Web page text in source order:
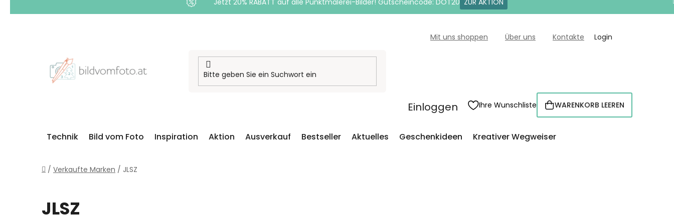
Jetzt 20% RABATT auf alle Punktmalerei-Bilder! Gutscheincode: DOT20 ZUR AKTION
Mit uns shoppen Über uns Kontakte Login
Einloggen Ihre Wunschliste WARENKORB
WARENKORB LEEREN
Technik Bild vom Foto Inspiration Aktion Ausverkauf Bestseller Aktuelles Geschenkideen Kreativer Wegweiser
Startseite
/ Verkaufte Marken / JLSZ
JLSZ